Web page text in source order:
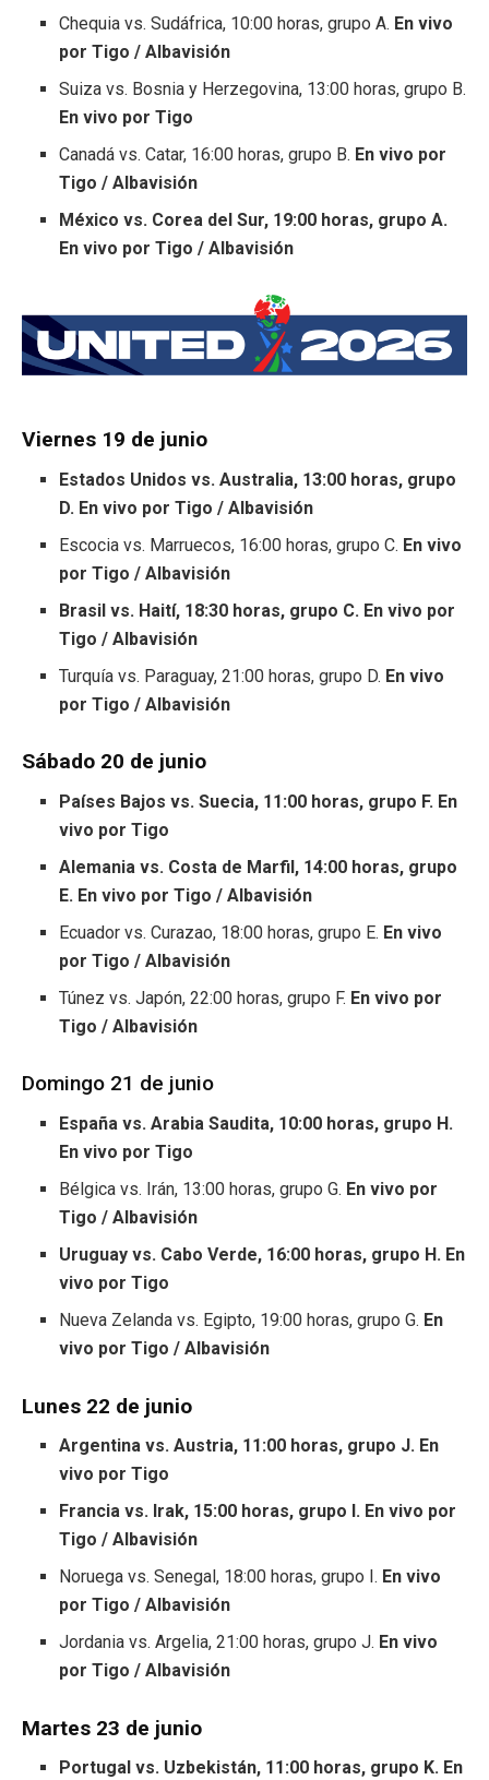
Chequia vs. Sudáfrica, 10:00 horas, grupo A. En vivo
por Tigo / Albavisión
Suiza vs. Bosnia y Herzegovina, 13:00 horas, grupo B.
En vivo por Tigo
Canadá vs. Catar, 16:00 horas, grupo B. En vivo por
Tigo / Albavisión
México vs. Corea del Sur, 19:00 horas, grupo A.
En vivo por Tigo / Albavisión
Viernes 19 de junio
Estados Unidos vs. Australia, 13:00 horas, grupo
D. En vivo por Tigo / Albavisión
Escocia vs. Marruecos, 16:00 horas, grupo C. En vivo
por Tigo / Albavisión
Brasil vs. Haití, 18:30 horas, grupo C. En vivo por
Tigo / Albavisión
Turquía vs. Paraguay, 21:00 horas, grupo D. En vivo
por Tigo / Albavisión
Sábado 20 de junio
Países Bajos vs. Suecia, 11:00 horas, grupo F. En
vivo por Tigo
Alemania vs. Costa de Marfil, 14:00 horas, grupo
E. En vivo por Tigo / Albavisión
Ecuador vs. Curazao, 18:00 horas, grupo E. En vivo
por Tigo / Albavisión
Túnez vs. Japón, 22:00 horas, grupo F. En vivo por
Tigo / Albavisión
Domingo 21 de junio
España vs. Arabia Saudita, 10:00 horas, grupo H.
En vivo por Tigo
Bélgica vs. Irán, 13:00 horas, grupo G. En vivo por
Tigo / Albavisión
Uruguay vs. Cabo Verde, 16:00 horas, grupo H. En
vivo por Tigo
Nueva Zelanda vs. Egipto, 19:00 horas, grupo G. En
vivo por Tigo / Albavisión
Lunes 22 de junio
Argentina vs. Austria, 11:00 horas, grupo J. En
vivo por Tigo
Francia vs. Irak, 15:00 horas, grupo I. En vivo por
Tigo / Albavisión
Noruega vs. Senegal, 18:00 horas, grupo I. En vivo
por Tigo / Albavisión
Jordania vs. Argelia, 21:00 horas, grupo J. En vivo
por Tigo / Albavisión
Martes 23 de junio
Portugal vs. Uzbekistán, 11:00 horas, grupo K. En